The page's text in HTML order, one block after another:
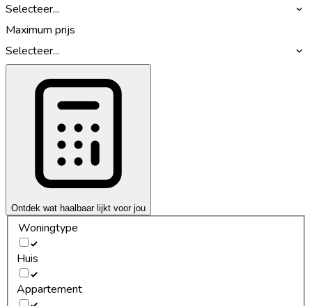
Selecteer...
Maximum prijs
Selecteer...
Ontdek wat haalbaar lijkt voor jou
Woningtype
Huis
Appartement